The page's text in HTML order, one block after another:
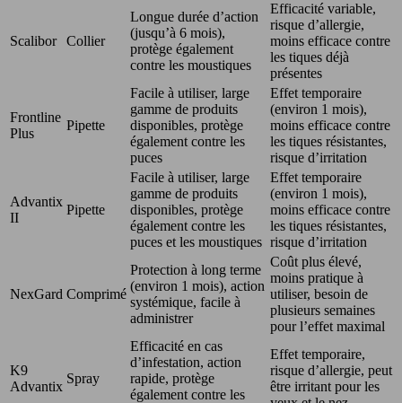
Scalibor Collier
Longue durée d’action
(jusqu’à 6 mois),
protège également
contre les moustiques
Efficacité variable,
risque d’allergie,
moins efficace contre
les tiques déjà
présentes
Frontline
Plus
Pipette
Facile à utiliser, large
gamme de produits
disponibles, protège
également contre les
puces
Effet temporaire
(environ 1 mois),
moins efficace contre
les tiques résistantes,
risque d’irritation
Advantix
II
Pipette
Facile à utiliser, large
gamme de produits
disponibles, protège
également contre les
puces et les moustiques
Effet temporaire
(environ 1 mois),
moins efficace contre
les tiques résistantes,
risque d’irritation
NexGard Comprimé
Protection à long terme
(environ 1 mois), action
systémique, facile à
administrer
Coût plus élevé,
moins pratique à
utiliser, besoin de
plusieurs semaines
pour l’effet maximal
K9
Advantix
Spray
Efficacité en cas
d’infestation, action
rapide, protège
également contre les
Effet temporaire,
risque d’allergie, peut
être irritant pour les